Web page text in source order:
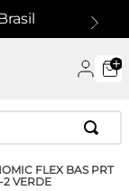
FLEX BAS PRT
VERDE